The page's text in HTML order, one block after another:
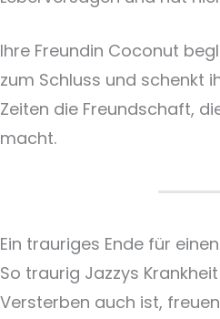
Ihre Freundin Coconut
zum Schluss und schenkt
Zeiten die Freundschaft,
macht.
Ein trauriges Ende für
So traurig Jazzys
Versterben auch ist,